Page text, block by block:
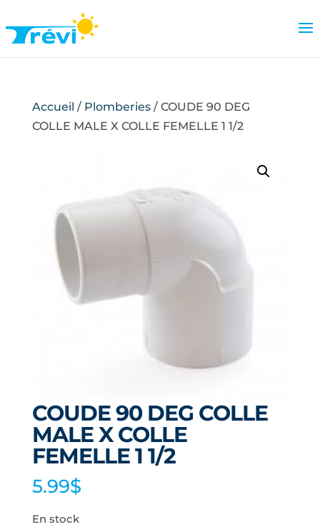
Accueil / Plomberies/ COUDE 90 DEG
COLLE MALE X COLLE FEMELLE 1 1/2
COUDE 90 DEG COLLE
MALE X COLLE
FEMELLE 1 1/2
5.99$
En stock